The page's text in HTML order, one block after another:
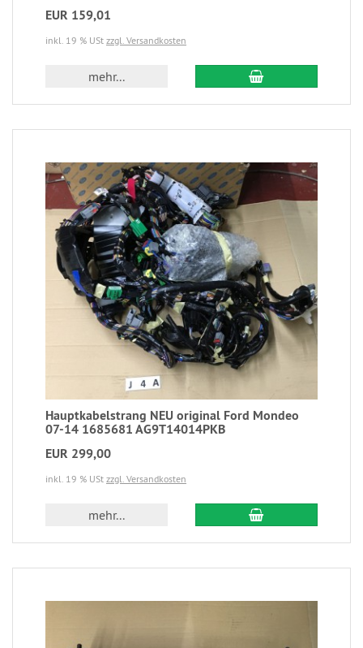
EUR 159,01
inkl. 19 % USt zzgl. Versandkosten
mehr...
Hauptkabelstrang NEU original Ford Mondeo
07-14 1685681 AG9T14014PKB
EUR 299,00
inkl. 19 % USt zzgl. Versandkosten
mehr...